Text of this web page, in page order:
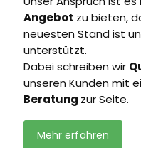
Angebot zu bieten,
neuesten Stand ist
unterstützt.
Dabei schreiben wir
unseren Kunden mit
Beratung zur Seite.
Mehr erfahren